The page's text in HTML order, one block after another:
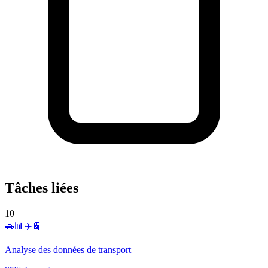
Tâches liées
10
🚗📊✈️🚆
Analyse des données de transport